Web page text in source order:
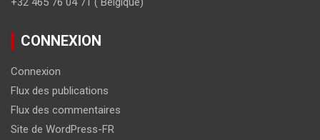
CONNEXION
Connexion
Flux des publications
Flux des commentaires
Site de WordPress-FR